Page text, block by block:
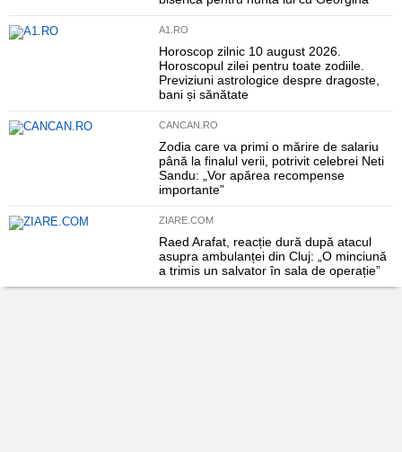
A1.RO
Horoscop zilnic 10 august 2026.
Horoscopul zilei pentru toate zodiile.
Previziuni astrologice despre dragoste,
bani și sănătate
CANCAN.RO
Zodia care va primi o mărire de salariu
până la finalul verii, potrivit celebrei Neti
Sandu: „Vor apărea recompense
importante”
ZIARE.COM
Raed Arafat, reacție dură după atacul
asupra ambulanței din Cluj: „O minciună
a trimis un salvator în sala de operație”